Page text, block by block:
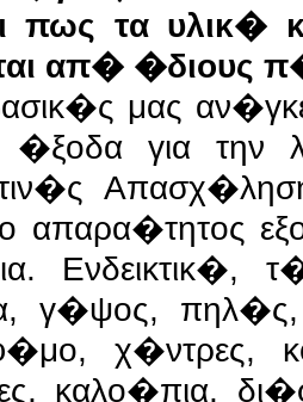
πως τα υλικ�
απ� �διους
μας
�ξοδα για την
απαρα�τητος
Ενδεικτικ�,
γ�ψος, πηλ�ς,
χ�ντρες,
καλο�πια,